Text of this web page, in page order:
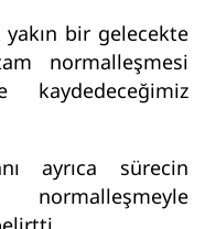
bir gelecekte
normalleşmesi
ayrıca sürecin